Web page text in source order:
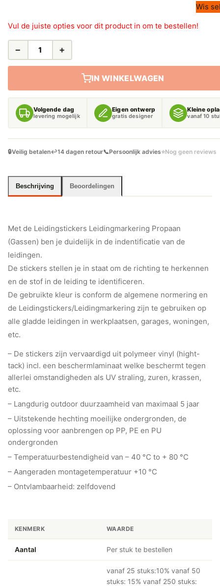
Wis
Vul de juiste opties voor dit product in om te bestellen!
LEIDINGSTICKERS
− +
IN WINKELWAGEN
Volgende dag
levering mogelijk
Eigen ontwerp
gratis designer
Kleine
vanaf 10
🔒Veilig betalen↩️14 dagen retour📞Persoonlijk advies⭐Nog geen reviews
Beschrijving Beoordelingen
Met de Leidingstickers Leidingmarkering Propaan
(Gassen) ben je duidelijk in de indentificatie van de
leidingen.
De stickers stellen je in staat om de richting te herkennen
en de stof in de leiding te identificeren.
De gebruikte kleur is conform de algemene normering en
de Leidingstickers/Leidingmarkering zijn te gebruiken op
alle gladde leidingen in werkplaatsen, garages, woningen,
etc.
– De stickers zijn vervaardigd uit polymeer vinyl (hight-
tack) incl. een beschermlaminaat welke beschermt tegen
allerlei omstandigheden als UV straling, zuren, krassen,
etc.
– Langdurig outdoor duurzaamheid van maximaal 5 jaar
– Uitstekende hechting moeilijke ondergronden, de
oplossing voor aanbrengen op PP, PE en PU
ondergronden
– Temperatuurbestendigheid van – 40 °C to + 80 °C
– Aangeraden montagetemperatuur +10 °C
– Ontvlambaarheid: zelfdovend
KENMERK WAARDE
Aantal Per stuk te bestellen
vanaf 25 stuks:10% vanaf 50
stuks: 15% vanaf 250 stuks: